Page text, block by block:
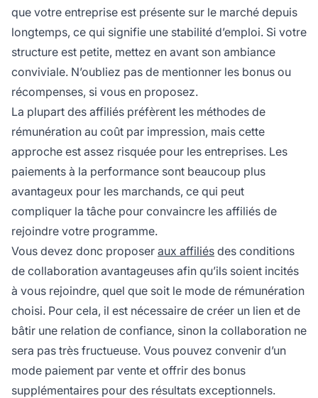
que votre entreprise est présente sur le marché depuis
longtemps, ce qui signifie une stabilité d’emploi. Si votre
structure est petite, mettez en avant son ambiance
conviviale. N’oubliez pas de mentionner les bonus ou
récompenses, si vous en proposez.
La plupart des affiliés préfèrent les méthodes de
rémunération au coût par impression, mais cette
approche est assez risquée pour les entreprises. Les
paiements à la performance sont beaucoup plus
avantageux pour les marchands, ce qui peut
compliquer la tâche pour convaincre les affiliés de
rejoindre votre programme.
Vous devez donc proposer aux affiliés des conditions
de collaboration avantageuses afin qu’ils soient incités
à vous rejoindre, quel que soit le mode de rémunération
choisi. Pour cela, il est nécessaire de créer un lien et de
bâtir une relation de confiance, sinon la collaboration ne
sera pas très fructueuse. Vous pouvez convenir d’un
mode paiement par vente et offrir des bonus
supplémentaires pour des résultats exceptionnels.